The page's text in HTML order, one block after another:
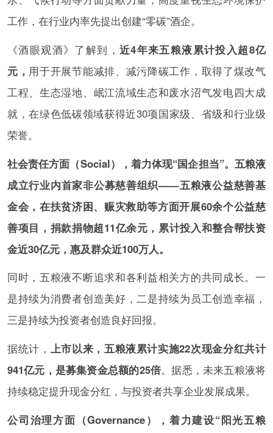
工作，在行业内率先提出创建“零碳”酒企。
《酒眼观酒》了解到， 近4年来五粮液累计投入超8亿
元， 用于开展节能减排、减污降碳工作，取得了煤改气
工程、生态湿地、岷江流域生态和废水沼气发电四大成
就，在绿色低碳领域获得近30项国家级、省级和行业级
荣誉。
社会责任方面（Social），着力体现“国企担当”。五粮液
成立行业内首家非公募慈善组织——五粮液公益慈善基
金会，在扶贫济困、赈灾救助等方面开展60余个公益慈
善项目，捐款捐物超11亿余元，累计投入和整合帮扶资
金近30亿元，惠及群众近100万人。
同时，五粮液不断追求和各利益相关方的共同成长。一
是持续为消费者创造美好，二是持续为员工创造幸福，
三是持续为投资者创造良好回报。
据统计， 上市以来，五粮液累计实施22次现金分红共计
941亿元，是募集资金总额的25倍。据悉，未来五粮液将
持续稳定提升现金分红，与投资者共享企业发展成果。
公司治理方面（Governance），着力建设“阳光五粮